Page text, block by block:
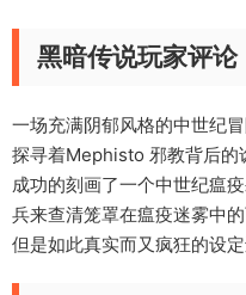
黑暗传说玩家评论
一场充满阴郁风格的中世纪
探寻着Mephisto 邪教背后的
成功的刻画了一个中世纪瘟
兵来查清笼罩在瘟疫迷雾中
但是如此真实而又疯狂的设